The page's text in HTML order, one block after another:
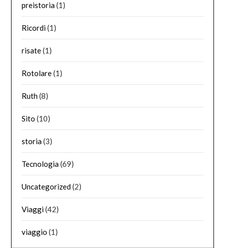
preistoria(1)
Ricordi(1)
risate(1)
Rotolare(1)
Ruth(8)
Sito (10)
storia(3)
Tecnologia(69)
Uncategorized(2)
Viaggi(42)
viaggio (1)